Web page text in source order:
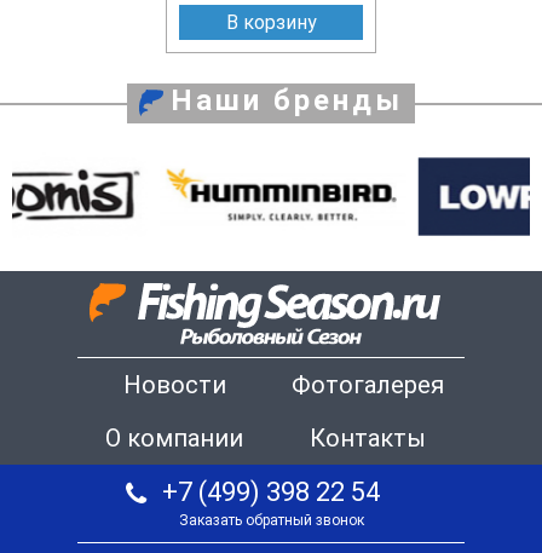
В корзину
Наши бренды
Новости
Фотогалерея
О компании
Контакты
+7 (499) 398 22 54
Заказать обратный звонок